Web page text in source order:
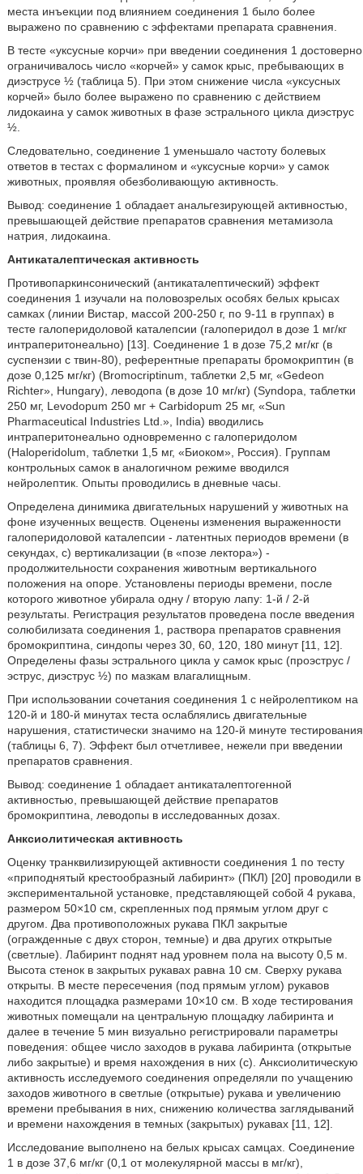
места инъекции под влиянием соединения 1 было более
выражено по сравнению с эффектами препарата сравнения.
В тесте «уксусные корчи» при введении соединения 1 достоверно
ограничивалось число «корчей» у самок крыс, пребывающих в
диэструсе ½ (таблица 5). При этом снижение числа «уксусных
корчей» было более выражено по сравнению с действием
лидокаина у самок животных в фазе эстрального цикла диэструс
½.
Следовательно, соединение 1 уменьшало частоту болевых
ответов в тестах с формалином и «уксусные корчи» у самок
животных, проявляя обезболивающую активность.
Вывод: соединение 1 обладает анальгезирующей активностью,
превышающей действие препаратов сравнения метамизола
натрия, лидокаина.
Антикаталептическая активность
Противопаркинсонический (антикаталептический) эффект
соединения 1 изучали на половозрелых особях белых крысах
самках (линии Вистар, массой 200-250 г, по 9-11 в группах) в
тесте галоперидоловой каталепсии (галоперидол в дозе 1 мг/кг
интраперитонеально) [13]. Соединение 1 в дозе 75,2 мг/кг (в
суспензии с твин-80), референтные препараты бромокриптин (в
дозе 0,125 мг/кг) (Bromocriptinum, таблетки 2,5 мг, «Gedeon
Richter», Hungary), леводопа (в дозе 10 мг/кг) (Syndopa, таблетки
250 мг, Levodopum 250 мг + Carbidopum 25 мг, «Sun
Pharmaceutical Industries Ltd.», India) вводились
интраперитонеально одновременно с галоперидолом
(Haloperidolum, таблетки 1,5 мг, «Биоком», Россия). Группам
контрольных самок в аналогичном режиме вводился
нейролептик. Опыты проводились в дневные часы.
Определена динимика двигательных нарушений у животных на
фоне изученных веществ. Оценены изменения выраженности
галоперидоловой каталепсии - латентных периодов времени (в
секундах, с) вертикализации (в «позе лектора») -
продолжительности сохранения животным вертикального
положения на опоре. Установлены периоды времени, после
которого животное убирала одну / вторую лапу: 1-й / 2-й
результаты. Регистрация результатов проведена после введения
солюбилизата соединения 1, раствора препаратов сравнения
бромокриптина, синдопы через 30, 60, 120, 180 минут [11, 12].
Определены фазы эстрального цикла у самок крыс (проэструс /
эструс, диэструс ½) по мазкам влагалищным.
При использовании сочетания соединения 1 с нейролептиком на
120-й и 180-й минутах теста ослаблялись двигательные
нарушения, статистически значимо на 120-й минуте тестирования
(таблицы 6, 7). Эффект был отчетливее, нежели при введении
препаратов сравнения.
Вывод: соединение 1 обладает антикаталептогенной
активностью, превышающей действие препаратов
бромокриптина, леводопы в исследованных дозах.
Анксиолитическая активность
Оценку транквилизирующей активности соединения 1 по тесту
«приподнятый крестообразный лабиринт» (ПКЛ) [20] проводили в
экспериментальной установке, представляющей собой 4 рукава,
размером 50×10 см, скрепленных под прямым углом друг с
другом. Два противоположных рукава ПКЛ закрытые
(огражденные с двух сторон, темные) и два других открытые
(светлые). Лабиринт поднят над уровнем пола на высоту 0,5 м.
Высота стенок в закрытых рукавах равна 10 см. Сверху рукава
открыты. В месте пересечения (под прямым углом) рукавов
находится площадка размерами 10×10 см. В ходе тестирования
животных помещали на центральную площадку лабиринта и
далее в течение 5 мин визуально регистрировали параметры
поведения: общее число заходов в рукава лабиринта (открытые
либо закрытые) и время нахождения в них (с). Анксиолитическую
активность исследуемого соединения определяли по учащению
заходов животного в светлые (открытые) рукава и увеличению
времени пребывания в них, снижению количества заглядываний
и времени нахождения в темных (закрытых) рукавах [11, 12].
Исследование выполнено на белых крысах самцах. Cоединение
1 в дозе 37,6 мг/кг (0,1 от молекулярной массы в мг/кг),